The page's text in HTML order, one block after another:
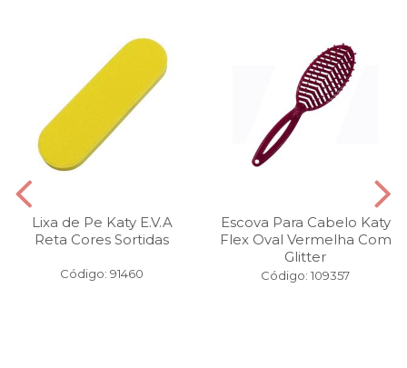
Lixa de Pe Katy E.V.A
Reta Cores Sortidas
Código: 91460
Escova Para Cabelo Katy
Flex Oval Vermelha Com
Glitter
Código: 109357